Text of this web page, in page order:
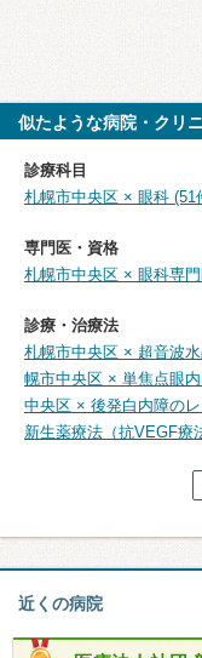
似たような病院・クリ
診療科目
札幌市中央区 × 眼科 (51
専門医・資格
札幌市中央区 × 眼科専
診療・治療法
札幌市中央区 × 超音波
幌市中央区 × 単焦点眼
中央区 × 後発白内障の
新生薬療法（抗VEGF療
近くの病院